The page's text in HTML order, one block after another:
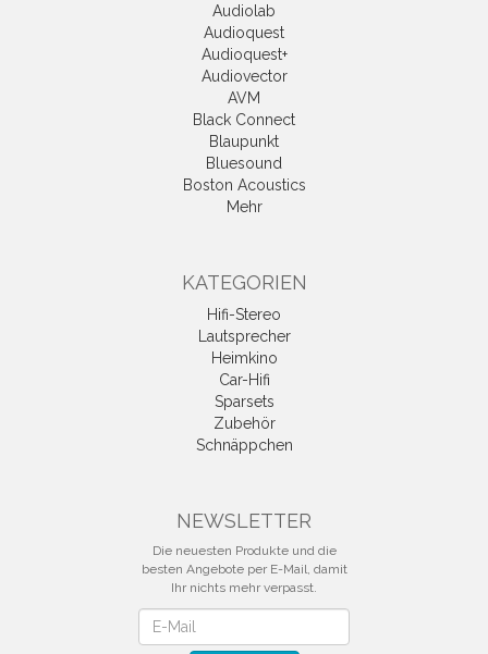
Audiolab
Audioquest
Audioquest+
Audiovector
AVM
Black Connect
Blaupunkt
Bluesound
Boston Acoustics
Mehr
KATEGORIEN
Hifi-Stereo
Lautsprecher
Heimkino
Car-Hifi
Sparsets
Zubehör
Schnäppchen
NEWSLETTER
Die neuesten Produkte und die
besten Angebote per E-Mail, damit
Ihr nichts mehr verpasst.